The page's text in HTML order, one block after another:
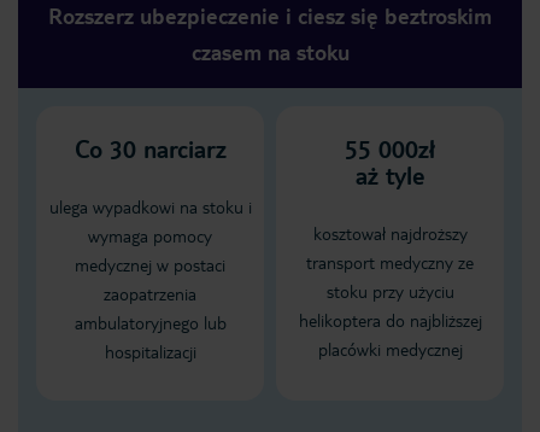
Rozszerz ubezpieczenie i ciesz się beztroskim
czasem na stoku
Co 30 narciarz
ulega wypadkowi na stoku i
wymaga pomocy
medycznej w postaci
zaopatrzenia
ambulatoryjnego lub
hospitalizacji
55 000zł
aż tyle
kosztował najdroższy
transport medyczny ze
stoku przy użyciu
helikoptera do najbliższej
placówki medycznej